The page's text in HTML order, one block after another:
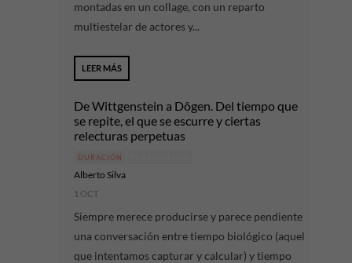
montadas en un collage, con un reparto
multiestelar de actores y...
LEER MÁS
De Wittgenstein a Dôgen. Del tiempo que
se repite, el que se escurre y ciertas
relecturas perpetuas
DURACIÓN
Alberto Silva
1 OCT
Siempre merece producirse y parece pendiente
una conversación entre tiempo biológico (aquel
que intentamos capturar y calcular) y tiempo